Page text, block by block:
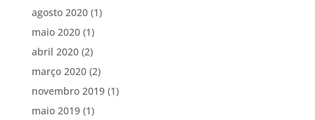
agosto 2020(1)
maio 2020(1)
abril 2020(2)
março 2020(2)
novembro 2019(1)
maio 2019(1)